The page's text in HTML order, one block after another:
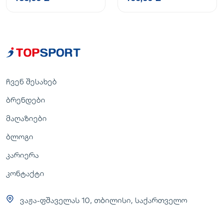
ჩვენ შესახებ
ბრენდები
მაღაზიები
ბლოგი
კარიერა
კონტაქტი
ვაჟა-ფშაველას 10, თბილისი, საქართველო